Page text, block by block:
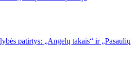
patirtys: „Angelų takais“ ir „Pasaulių